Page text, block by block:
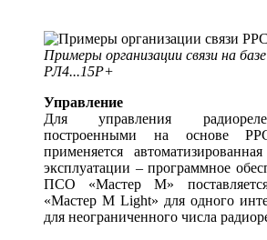
Примеры организации связи на
РЛ4...15Р+
Управление
Для управления
построенными на основе
применяется автоматизированная
эксплуатации – программное
ПСО «Мастер М»
«Мастер М Light» для одного
для неограниченного числа